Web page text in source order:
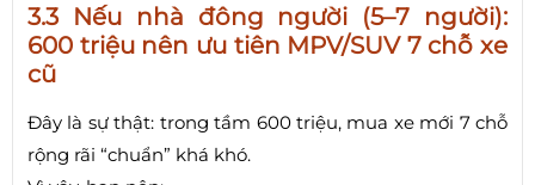
3.3 Nếu nhà đông người (5–7 người):
600 triệu nên ưu tiên MPV/SUV 7 chỗ xe
cũ
Đây là sự thật: trong tầm 600 triệu, mua xe mới 7 chỗ
rộng rãi “chuẩn” khá khó.